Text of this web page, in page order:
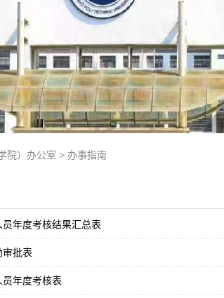
院）办公室 > 办事指南
年度考核结果汇总表
审批表
员年度考核表